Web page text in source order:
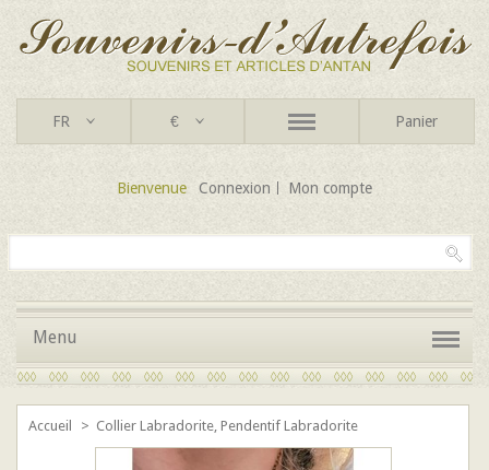
FR € Panier
Bienvenue Connexion Mon compte
Menu
Accueil > Collier Labradorite, Pendentif Labradorite